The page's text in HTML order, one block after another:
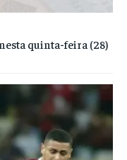
quinta-feira (28)